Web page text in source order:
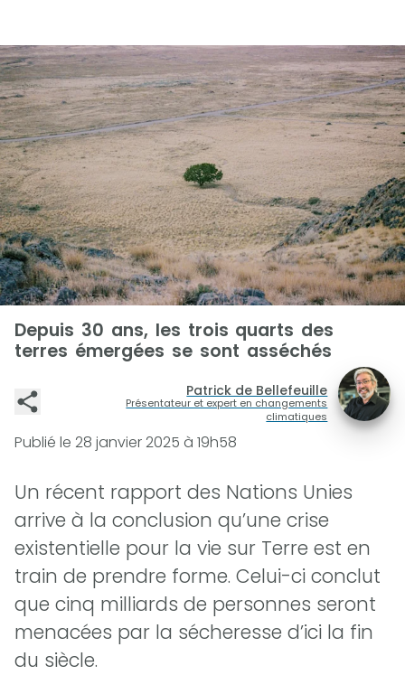
Depuis 30 ans, les trois quarts des
terres émergées se sont asséchés
Patrick de Bellefeuille
Présentateur et expert en changements
climatiques
Publié le 28 janvier 2025 à 19h58
Un récent rapport des Nations Unies
arrive à la conclusion qu’une crise
existentielle pour la vie sur Terre est en
train de prendre forme. Celui-ci conclut
que cinq milliards de personnes seront
menacées par la sécheresse d’ici la fin
du siècle.